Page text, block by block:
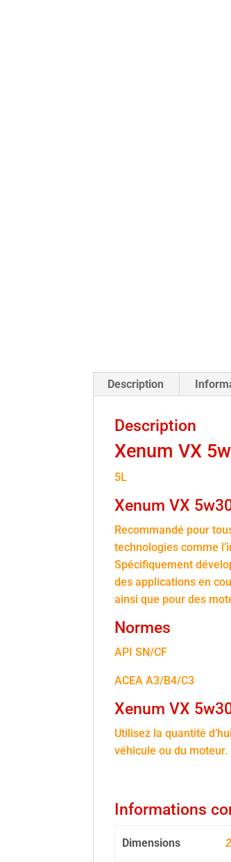
Description
Description
Xenum VX
5L
Xenum VX
Recommandé pour
technologies comme
Spécifiquement
des applications en
ainsi que pour des
Normes
API SN/CF
ACEA A3/B4/C3
Xenum VX
Utilisez la quantité
véhicule ou du moteur.
Informations
Dimensions